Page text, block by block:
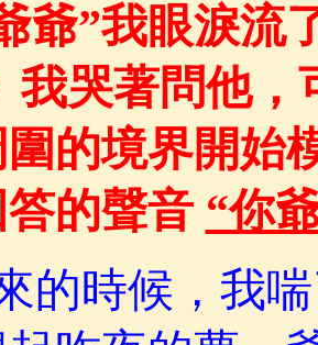
爺”我眼淚流
我哭著問他
的境界開始
的聲音 “你
的時候，我